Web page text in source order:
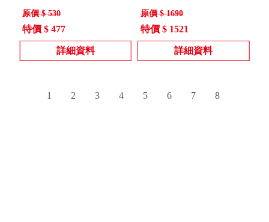
員袋 快扣式 水電 腰袋 腰
包
原價 $ 530
特價 $ 477
詳細資料
附快扣式工具袋 工具包
原價 $ 1690
特價 $ 1521
詳細資料
1 2 3 4 5 6 7 8